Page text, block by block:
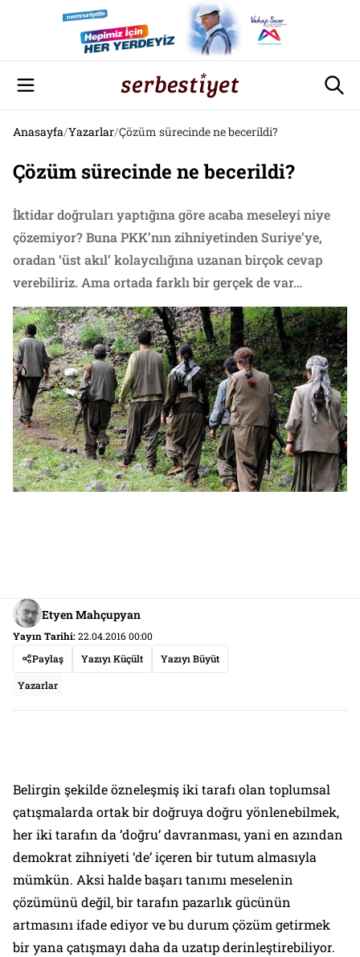
Anasayfa/Yazarlar/Çözüm sürecinde ne becerildi?
Çözüm sürecinde ne becerildi?
İktidar doğruları yaptığına göre acaba meseleyi niye
çözemiyor? Buna PKK’nın zihniyetinden Suriye’ye,
oradan ‘üst akıl’ kolaycılığına uzanan birçok cevap
verebiliriz. Ama ortada farklı bir gerçek de var…
Etyen Mahçupyan
Yayın Tarihi:22.04.2016 00:00
Paylaş
Yazıyı Küçült Yazıyı Büyüt
Yazarlar
Belirgin şekilde özneleşmiş iki tarafı olan toplumsal
çatışmalarda ortak bir doğruya doğru yönlenebilmek,
her iki tarafın da ‘doğru’ davranması, yani en azından
demokrat zihniyeti ‘de’ içeren bir tutum almasıyla
mümkün. Aksi halde başarı tanımı meselenin
çözümünü değil, bir tarafın pazarlık gücünün
artmasını ifade ediyor ve bu durum çözüm getirmek
bir yana çatışmayı daha da uzatıp derinleştirebiliyor.